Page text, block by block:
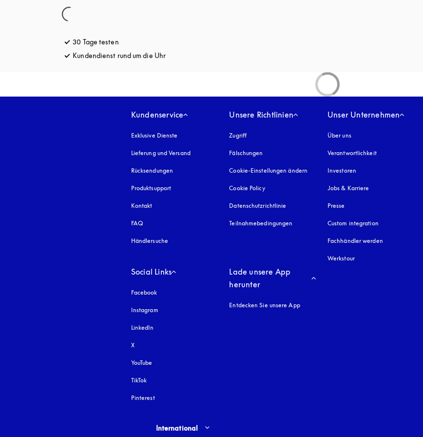
30 Tage testen
Kundendienst rund um die Uhr
Kundenservice
Exklusive Dienste
Lieferung und Versand
Rücksendungen
Produktsupport
Kontakt
FAQ
Händlersuche
Unsere Richtlinien
Zugriff öffnet sich in einem neuen Tab
Fälschungen öffnet sich in einem neuen Tab
Cookie-Einstellungen ändern
Cookie Policyöffnet sich in einem neuen Tab
Datenschutzrichtlinie öffnet sich in einem neuen Tab
Teilnahmebedingungen
Unser Unternehmen
Über uns
Verantwortlichkeit
Investoren
Jobs & Karriere
Presse
Custom integration
Fachhändler werden
Werkstour
Social Links
Facebook
Instagram
LinkedIn
X
YouTube
TikTok
Pinterest
Lade unsere App
herunter
Entdecken Sie unsere App
Select country and language
International